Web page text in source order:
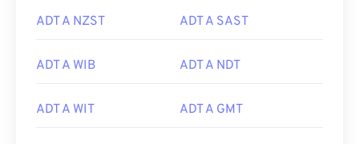
ADT A NZST ADT A SAST
ADT A WIB ADT A NDT
ADT A WIT ADT A GMT